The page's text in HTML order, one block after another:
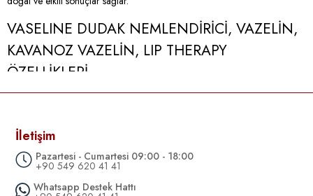
VASELINE DUDAK NEMLENDİRİCİ, VAZELİN,
KAVANOZ VAZELİN, LIP THERAPY
ÖZELLİKLERİ
çözüm sunar. Özellikle soğuk hava koşullarında dudakları korur,
nemlendirir ve yumuşak bir dokunuş bırakır. Pratik kullanımı ile her an
yanınızda taşıyabileceğiniz bir üründür.
Vazelin:
İletişim
Pazartesi - Cumartesi 09:00 - 18:00
+90 549 620 41 41
Whatsapp Destek Hattı